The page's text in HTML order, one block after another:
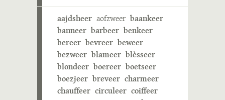
aajdsheer aofzweer baankeer
banneer barbeer benkeer
bereer bevreer beweer
bezweer blameer blèsseer
blondeer boereer boetseer
boezjeer breveer charmeer
chauffeer circuleer coiffeer